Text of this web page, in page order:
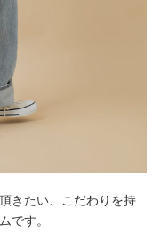
きたい、こだわりを持
です。